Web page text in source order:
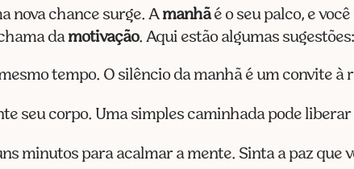
nova chance surge. A manhãé o seu palco, e
damotivação. Aqui estão algumas sugestões:
tempo. O silêncio da manhã é um convite à
seu corpo. Uma simples caminhada pode
minutos para acalmar a mente. Sinta a paz que